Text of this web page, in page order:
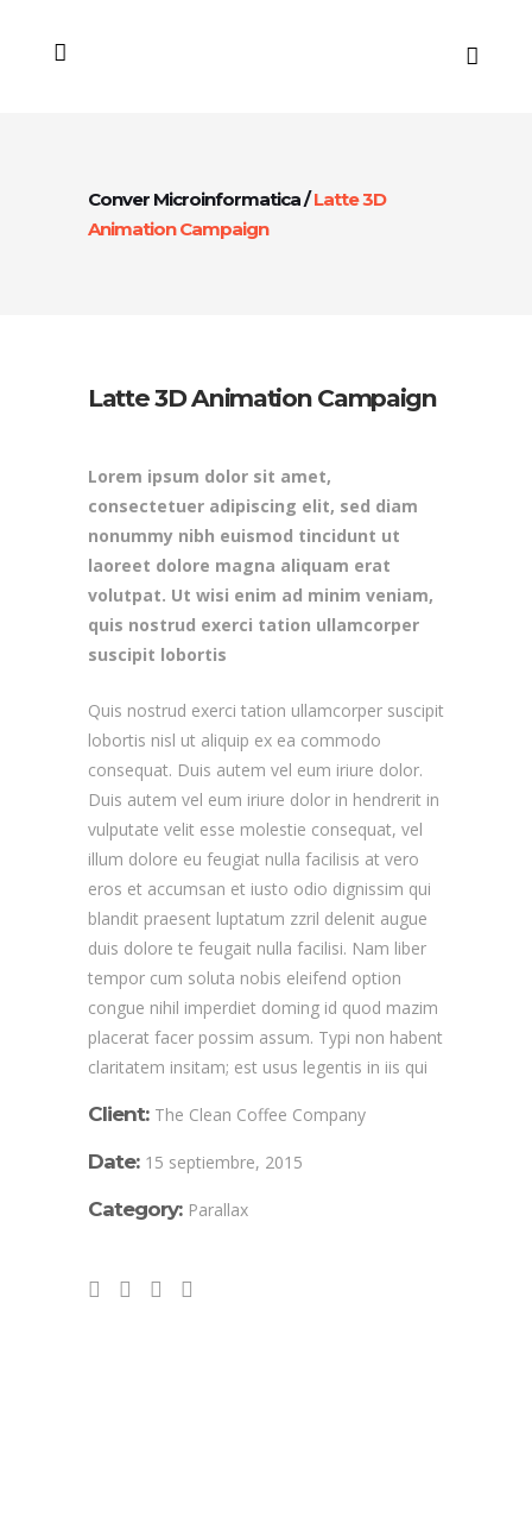
Conver Microinformatica/Latte 3D
Animation Campaign
Latte 3D Animation Campaign
Lorem ipsum dolor sit amet,
consectetuer adipiscing elit, sed diam
nonummy nibh euismod tincidunt ut
laoreet dolore magna aliquam erat
volutpat. Ut wisi enim ad minim veniam,
quis nostrud exerci tation ullamcorper
suscipit lobortis
Quis nostrud exerci tation ullamcorper suscipit
lobortis nisl ut aliquip ex ea commodo
consequat. Duis autem vel eum iriure dolor.
Duis autem vel eum iriure dolor in hendrerit in
vulputate velit esse molestie consequat, vel
illum dolore eu feugiat nulla facilisis at vero
eros et accumsan et iusto odio dignissim qui
blandit praesent luptatum zzril delenit augue
duis dolore te feugait nulla facilisi. Nam liber
tempor cum soluta nobis eleifend option
congue nihil imperdiet doming id quod mazim
placerat facer possim assum. Typi non habent
claritatem insitam; est usus legentis in iis qui
Client: The Clean Coffee Company
Date: 15 septiembre, 2015
Category: Parallax